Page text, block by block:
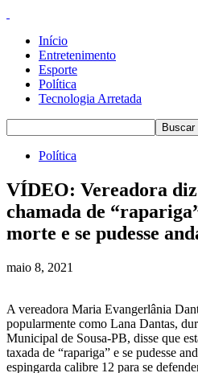
Início
Entretenimento
Esporte
Política
Tecnologia Arretada
Política
VÍDEO: Vereadora diz
chamada de
morte e se pudesse
maio 8, 2021
A vereadora Maria Evangerlânia
popularmente como Lana Dantas,
Municipal de Sousa-PB, disse que
taxada de “rapariga” e se pudesse
espingarda calibre 12 para se